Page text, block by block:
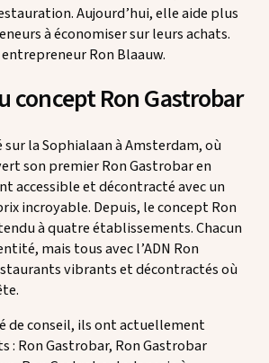
Aujourd’hui, elle aide plus
à économiser sur leurs achats.
Ron Blaauw.
concept Ron Gastrobar
la Sophialaan à Amsterdam, où
son premier Ron Gastrobar en
accessible et décontracté avec un
incroyable. Depuis, le concept Ron
à quatre établissements. Chacun
mais tous avec l’ADN Ron
vibrants et décontractés où
de conseil, ils ont actuellement
: Ron Gastrobar, Ron Gastrobar